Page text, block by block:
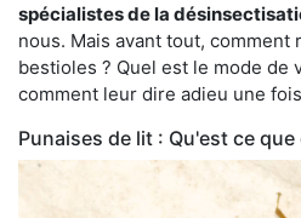
spécialistes de la
nous. Mais avant tout,
bestioles ? Quel est le mode de
comment leur dire adieu une
Punaises de lit : Qu'est ce que